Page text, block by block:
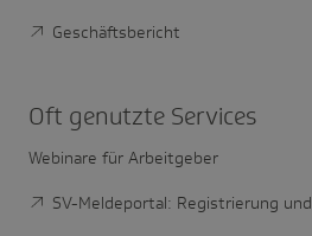
Geschäftsbericht
Oft genutzte Services
Webinare für Arbeitgeber
SV-Meldeportal: Registrierung